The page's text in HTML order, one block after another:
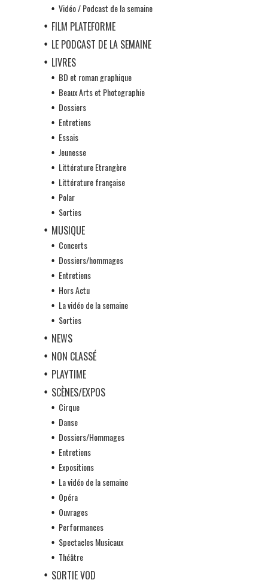
Vidéo / Podcast de la semaine
FILM PLATEFORME
LE PODCAST DE LA SEMAINE
LIVRES
BD et roman graphique
Beaux Arts et Photographie
Dossiers
Entretiens
Essais
Jeunesse
Littérature Etrangère
Littérature française
Polar
Sorties
MUSIQUE
Concerts
Dossiers/hommages
Entretiens
Hors Actu
La vidéo de la semaine
Sorties
NEWS
NON CLASSÉ
PLAYTIME
SCÈNES/EXPOS
Cirque
Danse
Dossiers/Hommages
Entretiens
Expositions
La vidéo de la semaine
Opéra
Ouvrages
Performances
Spectacles Musicaux
Théâtre
SORTIE VOD